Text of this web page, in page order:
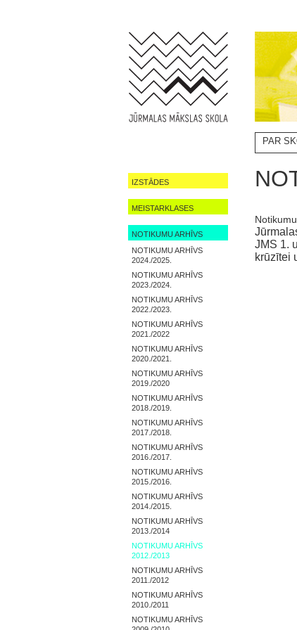
IZSTĀDES
MEISTARKLASES
NOTIKUMU ARHĪVS
NOTIKUMU ARHĪVS
2024./2025.
NOTIKUMU ARHĪVS
2023./2024.
NOTIKUMU ARHĪVS
2022./2023.
NOTIKUMU ARHĪVS
2021./2022
NOTIKUMU ARHĪVS
2020./2021.
NOTIKUMU ARHĪVS
2019./2020
NOTIKUMU ARHĪVS
2018./2019.
NOTIKUMU ARHĪVS
2017./2018.
NOTIKUMU ARHĪVS
2016./2017.
NOTIKUMU ARHĪVS
2015./2016.
NOTIKUMU ARHĪVS
2014./2015.
NOTIKUMU ARHĪVS
2013./2014
NOTIKUMU ARHĪVS
2012./2013
NOTIKUMU ARHĪVS
2011./2012
NOTIKUMU ARHĪVS
2010./2011
NOTIKUMU ARHĪVS
PAR
JMS 1.
krūzītei